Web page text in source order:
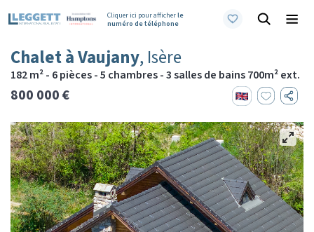
Cliquer ici pour afficherle
numéro de téléphone
Chalet à Vaujany, Isère
182 m² - 6 pièces - 5 chambres - 3 salles de bains 700m² ext.
800 000 €